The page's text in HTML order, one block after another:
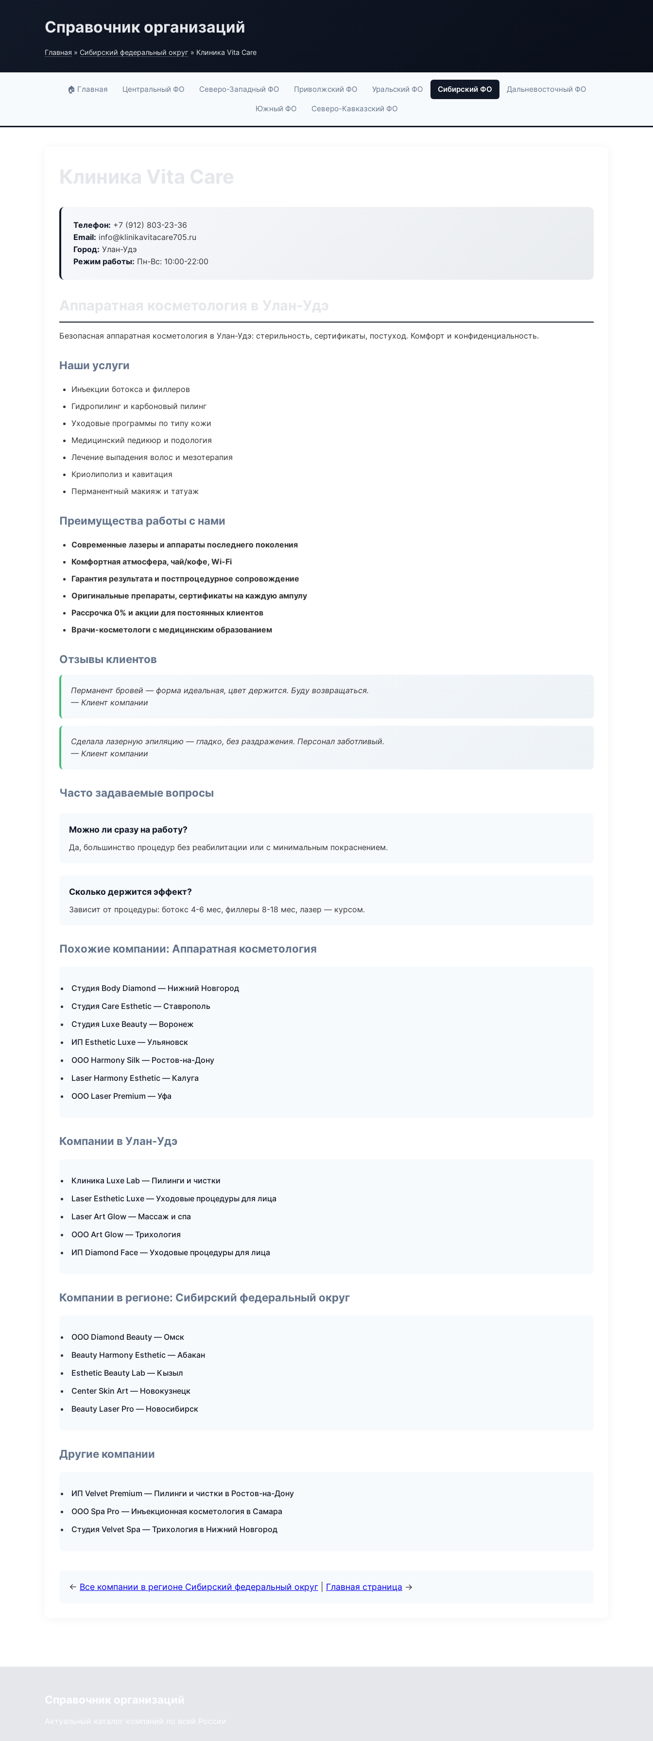
Справочник организаций
Главная » Сибирский федеральный округ » Клиника Vita Care
🏠 Главная Центральный ФО Северо-Западный ФО Приволжский ФО Уральский ФО Сибирский ФО Дальневосточный ФО
Южный ФО Северо-Кавказский ФО
Клиника Vita Care
Телефон: +7 (912) 803-23-36
Email: info@klinikavitacare705.ru
Город: Улан-Удэ
Режим работы: Пн-Вс: 10:00-22:00
Аппаратная косметология в Улан-Удэ
Безопасная аппаратная косметология в Улан-Удэ: стерильность, сертификаты, постуход. Комфорт и конфиденциальность.
Наши услуги
Инъекции ботокса и филлеров
Гидропилинг и карбоновый пилинг
Уходовые программы по типу кожи
Медицинский педикюр и подология
Лечение выпадения волос и мезотерапия
Криолиполиз и кавитация
Перманентный макияж и татуаж
Преимущества работы с нами
Современные лазеры и аппараты последнего поколения
Комфортная атмосфера, чай/кофе, Wi-Fi
Гарантия результата и постпроцедурное сопровождение
Оригинальные препараты, сертификаты на каждую ампулу
Рассрочка 0% и акции для постоянных клиентов
Врачи-косметологи с медицинским образованием
Отзывы клиентов
Перманент бровей — форма идеальная, цвет держится. Буду возвращаться.
— Клиент компании
Сделала лазерную эпиляцию — гладко, без раздражения. Персонал заботливый.
— Клиент компании
Часто задаваемые вопросы
Можно ли сразу на работу?
Да, большинство процедур без реабилитации или с минимальным покраснением.
Сколько держится эффект?
Зависит от процедуры: ботокс 4-6 мес, филлеры 8-18 мес, лазер — курсом.
Похожие компании: Аппаратная косметология
Студия Body Diamond — Нижний Новгород
Студия Care Esthetic — Ставрополь
Студия Luxe Beauty — Воронеж
ИП Esthetic Luxe — Ульяновск
ООО Harmony Silk — Ростов-на-Дону
Laser Harmony Esthetic — Калуга
ООО Laser Premium — Уфа
Компании в Улан-Удэ
Клиника Luxe Lab — Пилинги и чистки
Laser Esthetic Luxe — Уходовые процедуры для лица
Laser Art Glow — Массаж и спа
ООО Art Glow — Трихология
ИП Diamond Face — Уходовые процедуры для лица
Компании в регионе: Сибирский федеральный округ
ООО Diamond Beauty — Омск
Beauty Harmony Esthetic — Абакан
Esthetic Beauty Lab — Кызыл
Center Skin Art — Новокузнецк
Beauty Laser Pro — Новосибирск
Другие компании
ИП Velvet Premium — Пилинги и чистки в Ростов-на-Дону
ООО Spa Pro — Инъекционная косметология в Самара
Студия Velvet Spa — Трихология в Нижний Новгород
← Все компании в регионе Сибирский федеральный округ Главная страница →
Справочник организаций
Актуальный каталог компаний по всей России